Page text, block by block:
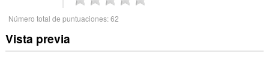
Número total de puntuaciones:62
Vista previa